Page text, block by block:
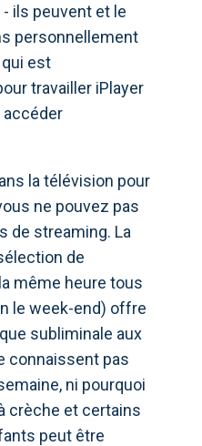
ils peuvent et le
personnellement
est
travailler iPlayer
accéder
la télévision pour
ne pouvez pas
de streaming. La
de
même heure tous
le week-end) offre
subliminale aux
connaissent pas
ni pourquoi
crèche et certains
peut être